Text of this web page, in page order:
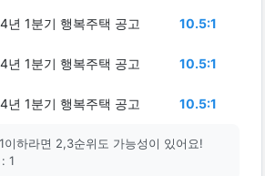
년 1분기 행복주택 공고 10.5:1
년 1분기 행복주택 공고 10.5:1
년 1분기 행복주택 공고 10.5:1
이하라면 2,3순위도 가능성이 있어요!
1